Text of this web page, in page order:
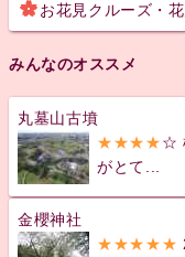
お花見クルーズ・
みんなのオススメ
丸墓山古墳
★★★★☆
がとて...
金櫻神社
★★★★★